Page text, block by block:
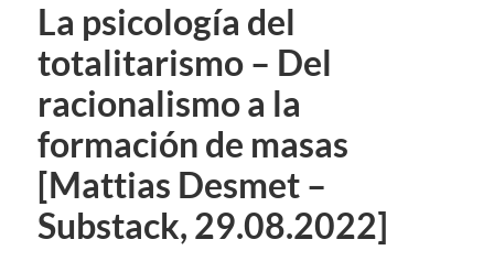
La psicología del
totalitarismo – Del
racionalismo a la
formación de masas
[Mattias Desmet –
Substack, 29.08.2022]